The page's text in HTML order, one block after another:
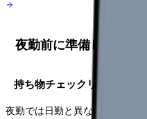
夜勤前に準備しておく
持ち物チェックリスト
夜勤では日勤と異なる持ち物が